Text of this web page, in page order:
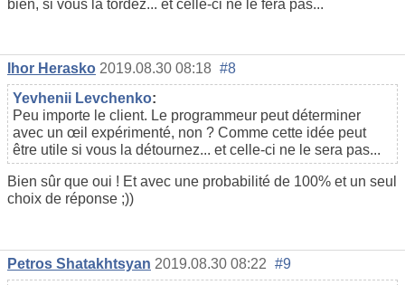
bien, si vous la tordez... et celle-ci ne le fera pas...
Ihor Herasko 2019.08.30 08:18 #8
Yevhenii Levchenko:
Peu importe le client. Le programmeur peut déterminer
avec un œil expérimenté, non ? Comme cette idée peut
être utile si vous la détournez... et celle-ci ne le sera pas...
Bien sûr que oui ! Et avec une probabilité de 100% et un seul
choix de réponse ;))
Petros Shatakhtsyan 2019.08.30 08:22 #9